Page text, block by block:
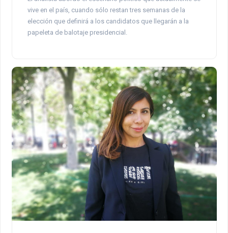
vive en el país, cuando sólo restan tres semanas de la
elección que definirá a los candidatos que llegarán a la
papeleta de balotaje presidencial.